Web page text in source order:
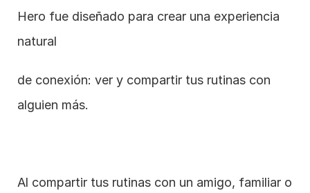
Hero fue diseñado para crear una experiencia
natural
de conexión: ver y compartir tus rutinas con
alguien más.
Al compartir tus rutinas con un amigo, familiar o